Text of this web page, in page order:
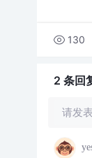
130
2 条回
请发